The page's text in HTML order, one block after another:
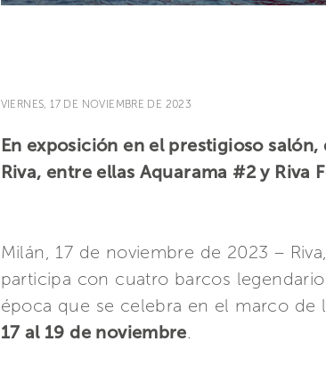
VIERNES, 17 DE NOVIEMBRE DE 2023
En exposición en el prestigioso
Riva, entre ellas Aquarama #2 y Riva
Milán, 17 de noviembre de 2023 –
participa con cuatro barcos
época que se celebra en el marco
17 al 19 de noviembre.